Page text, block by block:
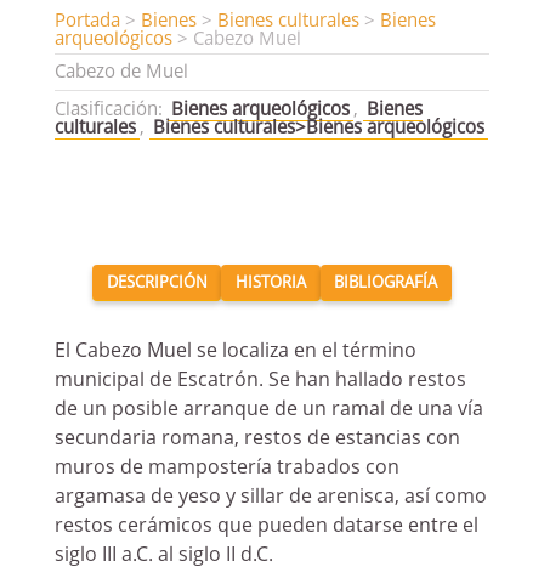
Portada> Bienes> Bienes culturales> Bienes
arqueológicos> Cabezo Muel
Cabezo de Muel
Clasificación: Bienes arqueológicos , Bienes
culturales , Bienes culturales>Bienes arqueológicos
DESCRIPCIÓN HISTORIA BIBLIOGRAFÍA
El Cabezo Muel se localiza en el término
municipal de Escatrón. Se han hallado restos
de un posible arranque de un ramal de una vía
secundaria romana, restos de estancias con
muros de mampostería trabados con
argamasa de yeso y sillar de arenisca, así como
restos cerámicos que pueden datarse entre el
siglo III a.C. al siglo II d.C.
Necesarias
cookies no
son
opcionales.
Son
necesarias
para que
funcione la